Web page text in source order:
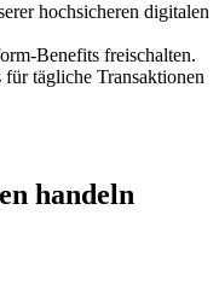
hochsicheren digitalen
Benefits freischalten.
für tägliche Transaktionen
handeln